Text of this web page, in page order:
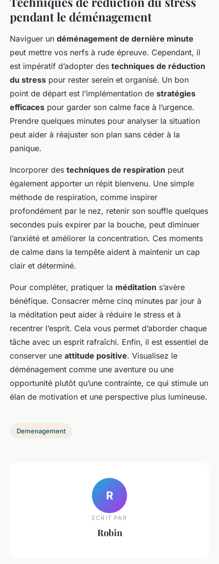
pendant le déménagement
Naviguer un déménagement de dernière minute
peut mettre vos nerfs à rude épreuve. Cependant, il
est impératif d’adopter des techniques de réduction
du stress pour rester serein et organisé. Un bon
point de départ est l’implémentation de stratégies
efficaces pour garder son calme face à l’urgence.
Prendre quelques minutes pour analyser la situation
peut aider à réajuster son plan sans céder à la
panique.
Incorporer des techniques de respiration peut
également apporter un répit bienvenu. Une simple
méthode de respiration, comme inspirer
profondément par le nez, retenir son souffle quelques
secondes puis expirer par la bouche, peut diminuer
l’anxiété et améliorer la concentration. Ces moments
de calme dans la tempête aident à maintenir un cap
clair et déterminé.
Pour compléter, pratiquer la méditation s’avère
bénéfique. Consacrer même cinq minutes par jour à
la méditation peut aider à réduire le stress et à
recentrer l’esprit. Cela vous permet d’aborder chaque
tâche avec un esprit rafraîchi. Enfin, il est essentiel de
conserver une attitude positive. Visualisez le
déménagement comme une aventure ou une
opportunité plutôt qu’une contrainte, ce qui stimule un
élan de motivation et une perspective plus lumineuse.
Demenagement
R
ECRIT PAR
Robin